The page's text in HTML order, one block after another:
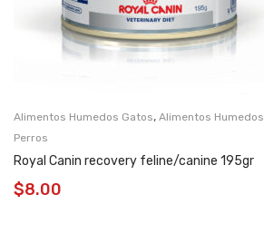
Alimentos Humedos Gatos, Alimentos Humedos
Perros
Royal Canin recovery feline/canine 195gr
$8.00